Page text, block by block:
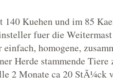
Kuehen und im 85
fuer die
homogene,
Herde stammende Tiere
2 Monate ca 20 StÃ¼ck